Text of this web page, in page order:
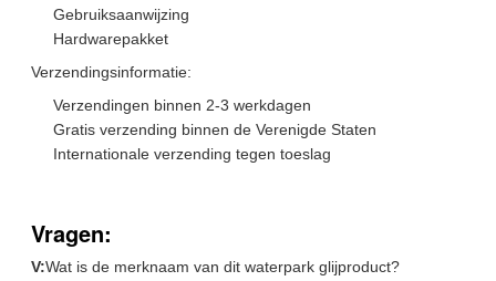
Gebruiksaanwijzing
Hardwarepakket
Verzendingsinformatie:
Verzendingen binnen 2-3 werkdagen
Gratis verzending binnen de Verenigde Staten
Internationale verzending tegen toeslag
Vragen:
V:Wat is de merknaam van dit waterpark glijproduct?